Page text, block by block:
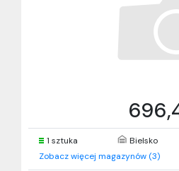
1 sztuka Bielsko
Zobacz więcej magazynów (3)